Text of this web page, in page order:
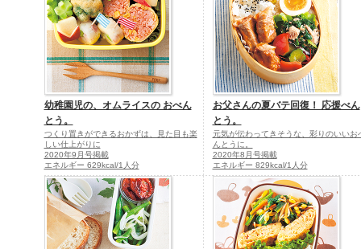
幼稚園児の、オムライスの おべん
とう。
つくり置きができるおかずは、見た目も楽
しい仕上がりに
2020年9月号掲載
エネルギー 629kcal/1人分
お父さんの夏バテ回復！ 応援べん
とう。
元気が伝わってきそうな、彩りのいいお
んとうに。
2020年8月号掲載
エネルギー 829kcal/1人分